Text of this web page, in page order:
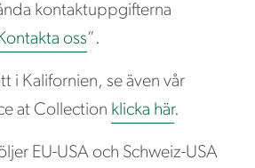
kontaktuppgifterna
oss”.
i Kalifornien, se även vår
at Collection klicka här.
EU-USA och Schweiz-USA